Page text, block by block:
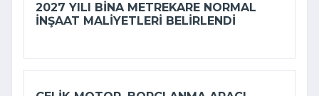
2027 YILI BINA METREKARE NORMAL
INŞAAT MALIYETLERI BELIRLENDI